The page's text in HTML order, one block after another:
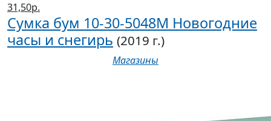
31,50р.
Сумка бум 10-30-5048М Новогодние
часы и снегирь (2019 г.)
Магазины